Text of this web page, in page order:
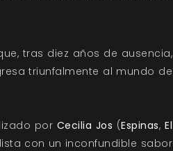
tras diez años de ausencia,
triunfalmente al mundo de
por Cecilia Jos (Espinas, El
con un inconfundible sabor